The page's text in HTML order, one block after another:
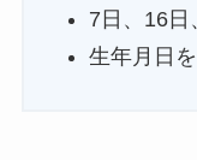
7日、16日
生年月日